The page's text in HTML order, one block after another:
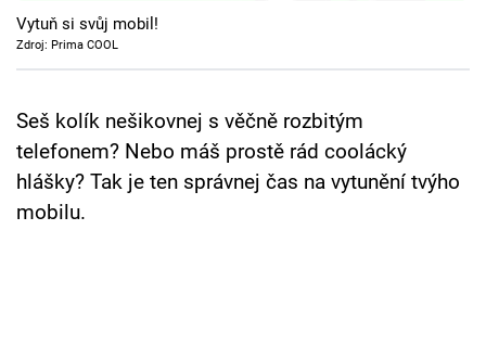
Cool Esport
Pořady
TV Program
Sledujte prima+
Vytuň si svůj mobil!
Zdroj: Prima COOL
Seš kolík nešikovnej s věčně rozbitým
telefonem? Nebo máš prostě rád coolácký
hlášky? Tak je ten správnej čas na vytunění tvýho
mobilu.